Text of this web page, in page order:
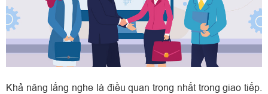
Khả năng lắng nghe là điều quan trọng nhất trong giao tiếp.